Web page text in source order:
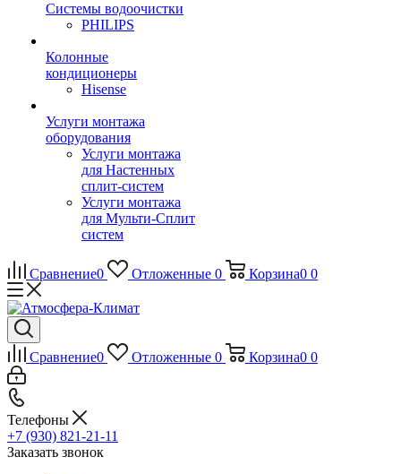
Системы водоочистки
PHILIPS
Колонные
кондиционеры
Hisense
Услуги монтажа
оборудования
Услуги монтажа
для Настенных
сплит-систем
Услуги монтажа
для Мульти-Сплит
систем
Сравнение0 Отложенные 0 Корзина0 0
Сравнение0 Отложенные 0 Корзина0 0
Телефоны
+7 (930) 821-21-11
Заказать звонок